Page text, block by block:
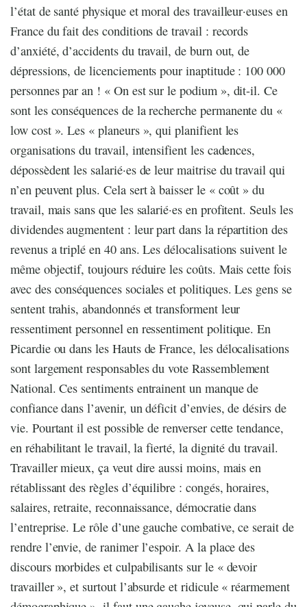
l’état de santé physique et moral des travailleur·euses en
France du fait des conditions de travail : records
d’anxiété, d’accidents du travail, de burn out, de
dépressions, de licenciements pour inaptitude : 100 000
personnes par an ! « On est sur le podium », dit-il. Ce
sont les conséquences de la recherche permanente du «
low cost ». Les « planeurs », qui planifient les
organisations du travail, intensifient les cadences,
dépossèdent les salarié·es de leur maitrise du travail qui
n’en peuvent plus. Cela sert à baisser le « coût » du
travail, mais sans que les salarié·es en profitent. Seuls les
dividendes augmentent : leur part dans la répartition des
revenus a triplé en 40 ans. Les délocalisations suivent le
même objectif, toujours réduire les coûts. Mais cette fois
avec des conséquences sociales et politiques. Les gens se
sentent trahis, abandonnés et transforment leur
ressentiment personnel en ressentiment politique. En
Picardie ou dans les Hauts de France, les délocalisations
sont largement responsables du vote Rassemblement
National. Ces sentiments entrainent un manque de
confiance dans l’avenir, un déficit d’envies, de désirs de
vie. Pourtant il est possible de renverser cette tendance,
en réhabilitant le travail, la fierté, la dignité du travail.
Travailler mieux, ça veut dire aussi moins, mais en
rétablissant des règles d’équilibre : congés, horaires,
salaires, retraite, reconnaissance, démocratie dans
l’entreprise. Le rôle d’une gauche combative, ce serait de
rendre l’envie, de ranimer l’espoir. A la place des
discours morbides et culpabilisants sur le « devoir
travailler », et surtout l’absurde et ridicule « réarmement